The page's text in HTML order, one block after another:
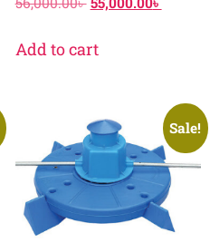
Add to cart
Sale!